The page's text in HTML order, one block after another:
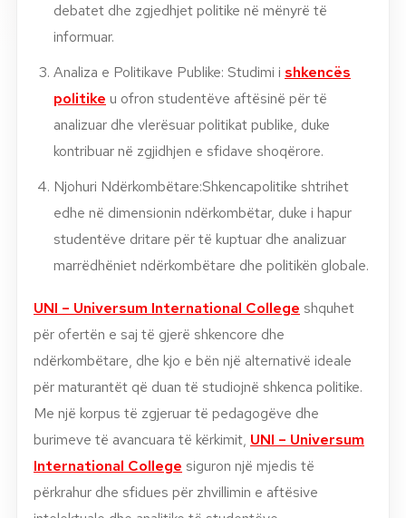
debatet dhe zgjedhjet politike në mënyrë të
informuar.
Analiza e Politikave Publike: Studimi i shkencës
politike u ofron studentëve aftësinë për të
analizuar dhe vlerësuar politikat publike, duke
kontribuar në zgjidhjen e sfidave shoqërore.
Njohuri Ndërkombëtare:Shkencapolitike shtrihet
edhe në dimensionin ndërkombëtar, duke i hapur
studentëve dritare për të kuptuar dhe analizuar
marrëdhëniet ndërkombëtare dhe politikën globale.
UNI – Universum International College shquhet
për ofertën e saj të gjerë shkencore dhe
ndërkombëtare, dhe kjo e bën një alternativë ideale
për maturantët që duan të studiojnë shkenca politike.
Me një korpus të zgjeruar të pedagogëve dhe
burimeve të avancuara të kërkimit, UNI – Universum
International College siguron një mjedis të
përkrahur dhe sfidues për zhvillimin e aftësive